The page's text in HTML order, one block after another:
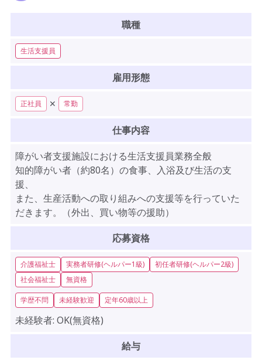
職種
生活支援員
雇用形態
正社員 ✕ 常勤
仕事内容
障がい者支援施設における生活支援員業務全般
知的障がい者（約80名）の食事、入浴及び生活の支
援、
また、生産活動への取り組みへの支援等を行っていた
だきます。（外出、買い物等の援助）
応募資格
介護福祉士 実務者研修(ヘルパー1級)
初任者研修(ヘルパー2級)
社会福祉士
無資格
学歴不問 未経験歓迎 定年60歳以上
未経験者: OK(無資格)
給与